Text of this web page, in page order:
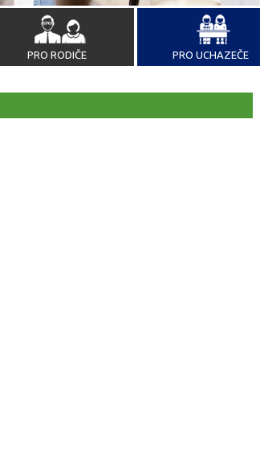
PRO RODIČE PRO UCHAZEČE